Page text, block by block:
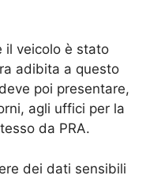
il veicolo è stato
adibita a questo
poi presentare,
agli uffici per la
da PRA.
dei dati sensibili